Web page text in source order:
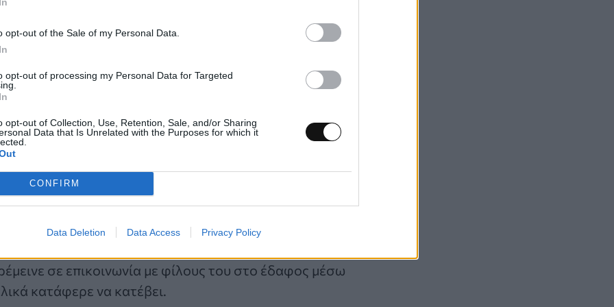
opt-out of the Sale of my Personal Data.
opt-out of processing my Personal Data for Targeted
opt-out of Collection, Use, Retention, Sale, and/or Sharing
Data that Is Unrelated with the Purposes for which it
CONFIRM
Data Deletion Data Access Privacy Policy
βιώσει το φαινόμενο αναφέρουν ότι δεν μπορούν να κατέβουν
σε έντονο «cloud suck», ακόμα και όταν κάνουν βαθιές
τους, κάτι που κανονικά θα προκαλούσε γρήγορη
προγραμματίσει να φτάσει σε τόσο μεγάλα υψόμετρα – οι
δεν είχε μαζί του μάσκα οξυγόνου ή χοντρά ρούχα για να
θερμοκρασίες και στην πολύ χαμηλή συγκέντρωση
σε επικοινωνία με φίλους του στο έδαφος μέσω
κατάφερε να κατέβει.